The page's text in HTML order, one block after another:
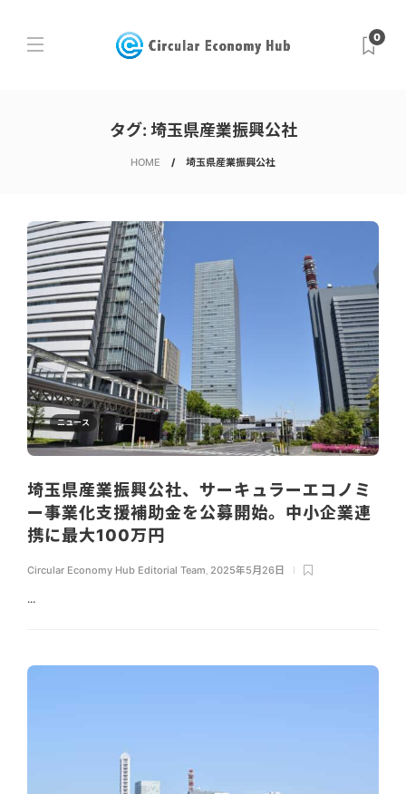
0
タグ: 埼玉県産業振興公社
HOME 埼玉県産業振興公社
ニュース
埼玉県産業振興公社、サーキュラーエコノミ
ー事業化支援補助金を公募開始。中小企業連
携に最大100万円
Circular Economy Hub Editorial Team 2025年5月26日
...